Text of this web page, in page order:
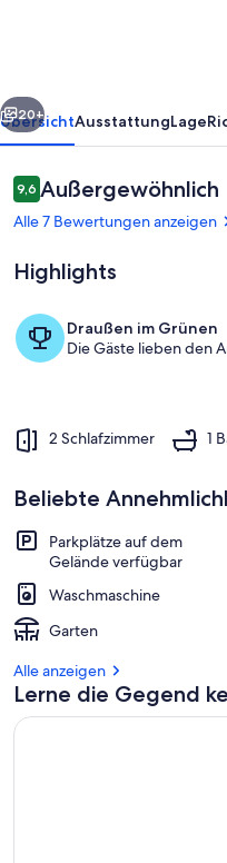
Garten
by
Interhome
Weiter
20+
ÜbersichtAusstattungLage
Bewertungen
9,69,6 von 10.
Außergewöhnlich
Alle 7 Bewertungen anzeigen
Highlights
Draußen im Grünen
Die Gäste lieben den
2 Schlafzimmer 1
Beliebte
Parkplätze auf dem
Gelände verfügbar
Waschmaschine
Garten
Alle anzeigen
Lerne die Gegend